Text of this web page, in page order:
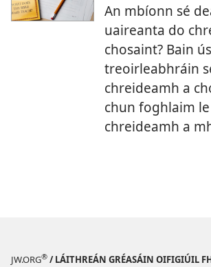
An mbíonn sé
uaireanta do
chosaint? Bain
treoirleabhráin
chreideamh a
chun foghlaim
chreideamh a
JW.ORG® / LÁITHREÁN GRÉASÁIN OIFIGIÚIL